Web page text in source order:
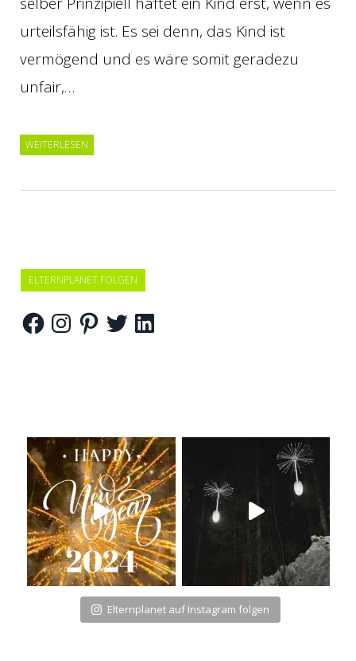
urteilsfähig ist. Es sei denn, das Kind ist
vermögend und es wäre somit geradezu
unfair,…
WEITERLESEN
ELTERNPLANET FOLGEN
FacebookInstagramPinterestTwitterLinkedIn
Elternplanet auf Instagram folgen